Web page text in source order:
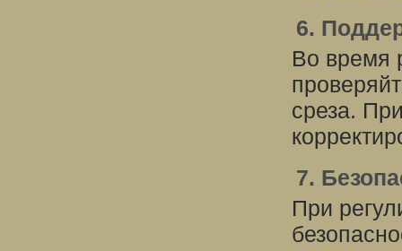
6.
Во время
среза.
7.
При